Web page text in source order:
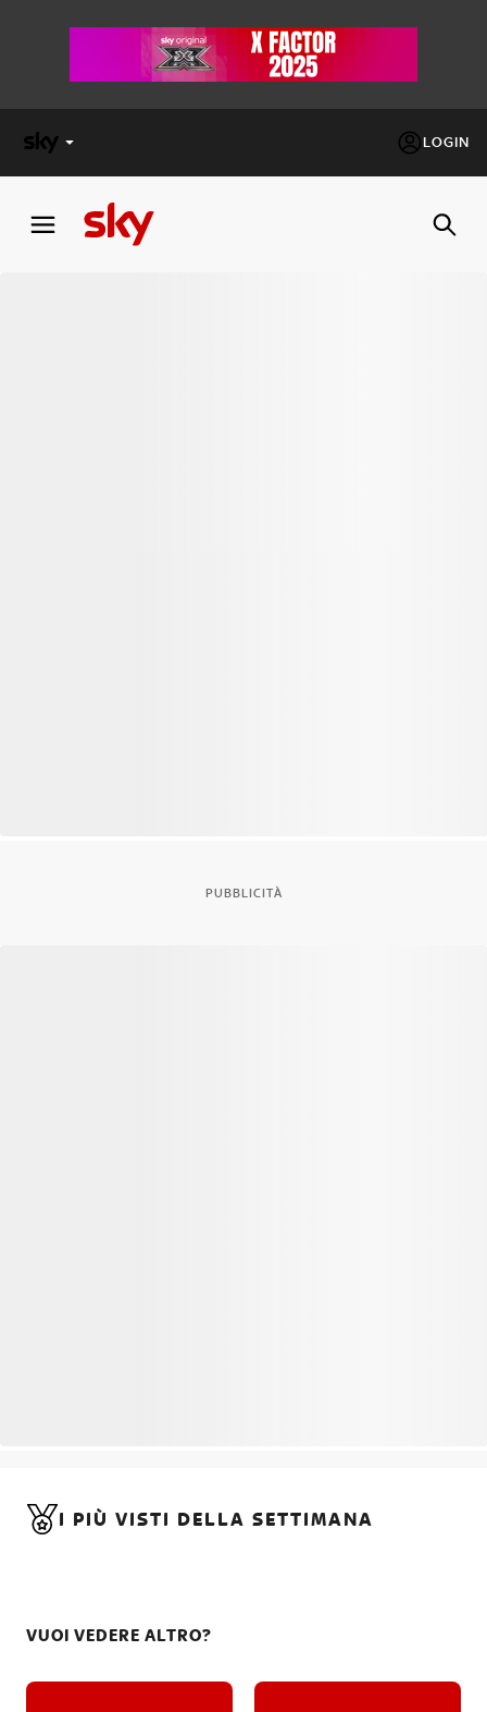
LOGIN
FACTOR
PUBBLICITÀ
I PIÙ VISTI DELLA SETTIMANA
VUOI VEDERE ALTRO?